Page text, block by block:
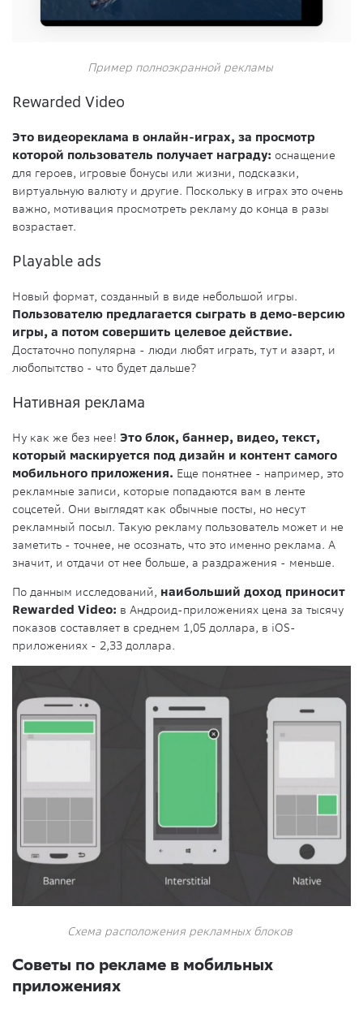
Пример полноэкранной рекламы
Rewarded Video
Это видеореклама в онлайн-играх, за просмотр
которой пользователь получает награду: оснащение
для героев, игровые бонусы или жизни, подсказки,
виртуальную валюту и другие. Поскольку в играх это очень
важно, мотивация просмотреть рекламу до конца в разы
возрастает.
Playable ads
Новый формат, созданный в виде небольшой игры.
Пользователю предлагается сыграть в демо-версию
игры, а потом совершить целевое действие.
Достаточно популярна - люди любят играть, тут и азарт, и
любопытство - что будет дальше?
Нативная реклама
Ну как же без нее! Это блок, баннер, видео, текст,
который маскируется под дизайн и контент самого
мобильного приложения. Еще понятнее - например, это
рекламные записи, которые попадаются вам в ленте
соцсетей. Они выглядят как обычные посты, но несут
рекламный посыл. Такую рекламу пользователь может и не
заметить - точнее, не осознать, что это именно реклама. А
значит, и отдачи от нее больше, а раздражения - меньше.
По данным исследований, наибольший доход приносит
Rewarded Video: в Андроид-приложениях цена за тысячу
показов составляет в среднем 1,05 доллара, в iOS-
приложениях - 2,33 доллара.
Схема расположения рекламных блоков
Советы по рекламе в мобильных
приложениях